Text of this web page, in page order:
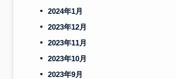
2024年1月
2023年12月
2023年11月
2023年10月
2023年9月